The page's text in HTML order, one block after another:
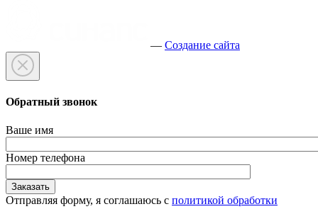
— Создание сайта
Обратный звонок
Ваше имя
Номер телефона
Отправляя форму, я соглашаюсь с политикой обработки